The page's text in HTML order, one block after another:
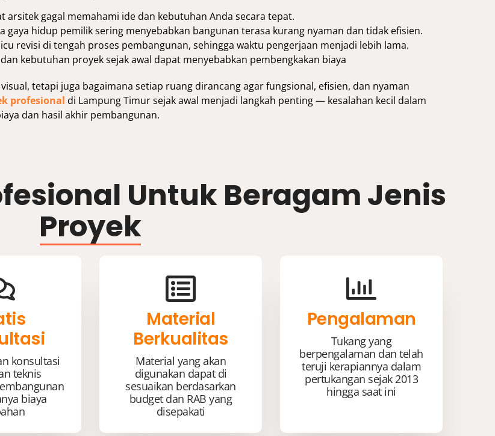
gagal memahami ide dan kebutuhan Anda secara tepat.
gaya hidup pemilik sering menyebabkan bangunan terasa kurang nyaman dan tidak efisien.
revisi di tengah proses pembangunan, sehingga waktu pengerjaan menjadi lebih lama.
kebutuhan proyek sejak awal dapat menyebabkan pembengkakan biaya
tetapi juga bagaimana setiap ruang dirancang agar fungsional, efisien, dan nyaman
profesional di Lampung Timur sejak awal menjadi langkah penting — kesalahan kecil dalam
dan hasil akhir pembangunan.
Untuk Beragam Jenis
Proyek
konsultasi
teknis
biaya
Material
Berkualitas
Material yang akan
digunakan dapat di
sesuaikan berdasarkan
budget dan RAB yang
disepakati
Pengalaman
Tukang yang
berpengalaman dan telah
teruji kerapiannya dalam
pertukangan sejak 2013
hingga saat ini